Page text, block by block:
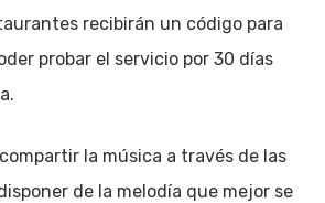
recibirán un código para
probar el servicio por 30 días
la música a través de las
de la melodía que mejor se